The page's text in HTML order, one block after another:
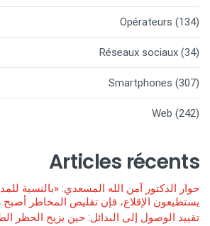
Opérateurs (134)
Réseaux sociaux (34)
Smartphones (307)
Web (242)
Articles récents
حوار الدكتور آمن الله المسعدي: «بالنسبة
يستطيعون الإقلاع، فإن تقليص المخاطر أصبح
تقييد الوصول إلى البدائل: حين يزيح الحظر